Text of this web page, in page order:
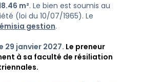
m². Le bien est soumis au
(loi du 10/07/1965). Le
gestion.
29 janvier 2027. Le preneur
à sa faculté de résiliation